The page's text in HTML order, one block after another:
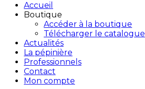
Accueil
Boutique
Accéder à la boutique
Télécharger le catalogue
Actualités
La pépinière
Professionnels
Contact
Mon compte